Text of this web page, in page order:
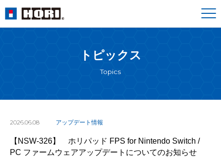
トピックス
Topics
2026.06.08 アップデート情報
【NSW-326】 ホリパッド FPS for Nintendo Switch /
PC ファームウェアアップデートについてのお知らせ